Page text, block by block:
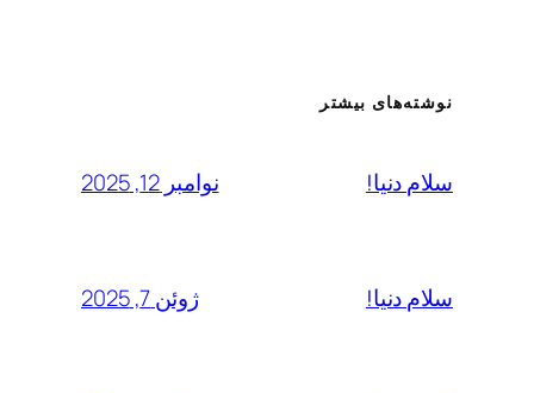
نوشته‌های بیشتر
سلام دنیا! نوامبر 12, 2025
سلام دنیا! ژوئن 7, 2025